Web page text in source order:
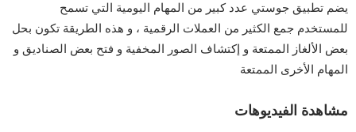
يضم تطبيق جوستي عدد كبير من المهام اليومية التي تسمح
للمستخدم جمع الكثير من العملات الرقمية ، و هذه الطريقة تكون بحل
بعض الألغاز الممتعة و إكتشاف الصور المخفية و فتح بعض الصناديق و
المهام الأخرى الممتعة
مشاهدة الفيديوهات